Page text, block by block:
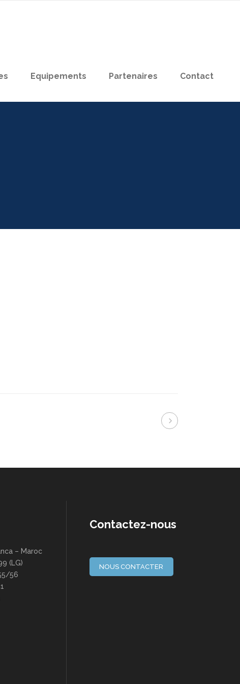
Equipements Partenaires Contact
– Maroc
(LG)
56
Contactez-nous
NOUS CONTACTER